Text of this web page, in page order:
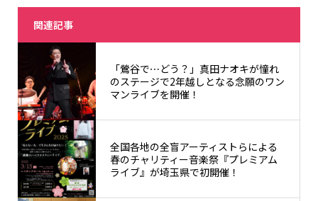
関連記事
「鶯谷で⋯どう？」真田ナオキが憧れ
のステージで2年越しとなる念願のワン
マンライブを開催！
全国各地の全盲アーティストらによる
春のチャリティー音楽祭『プレミアム
ライブ』が埼玉県で初開催！